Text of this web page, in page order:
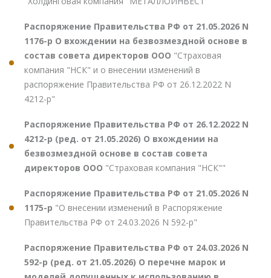
Распоряжение Правительства РФ от 21.05.2026 N
1176-р О вхождении на безвозмездной основе в
состав совета директоров ООО "Страховая
компания "НСК" и о внесении изменений в
распоряжение Правительства РФ от 26.12.2022 N
4212-р"
Распоряжение Правительства РФ от 26.12.2022 N
4212-р (ред. от 21.05.2026) О вхождении на
безвозмездной основе в состав совета
директоров ООО "Страховая компания "НСК""
Распоряжение Правительства РФ от 21.05.2026 N
1175-р "О внесении изменений в Распоряжение
Правительства РФ от 24.03.2026 N 592-р"
Распоряжение Правительства РФ от 24.03.2026 N
592-р (ред. от 21.05.2026) О перечне марок и